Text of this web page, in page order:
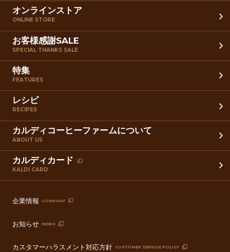
オンラインストア
ONLINE STORE
お客様感謝SALE
SPECIAL THANKS SALE
特集
FEATURES
レシピ
RECIPES
カルディコーヒーファームについて
ABOUT US
カルディカード
KALDI CARD
企業情報 COMPANY
お知らせ NEWS
カスタマーハラスメント対応方針 CUSTOMER SERVICE POLICY